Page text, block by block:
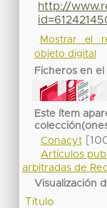
http://
Mostrar el
objeto digital
Ficheros en el
Este ítem
Conacyt
Artículos
arbitradas de
Visualización
Título